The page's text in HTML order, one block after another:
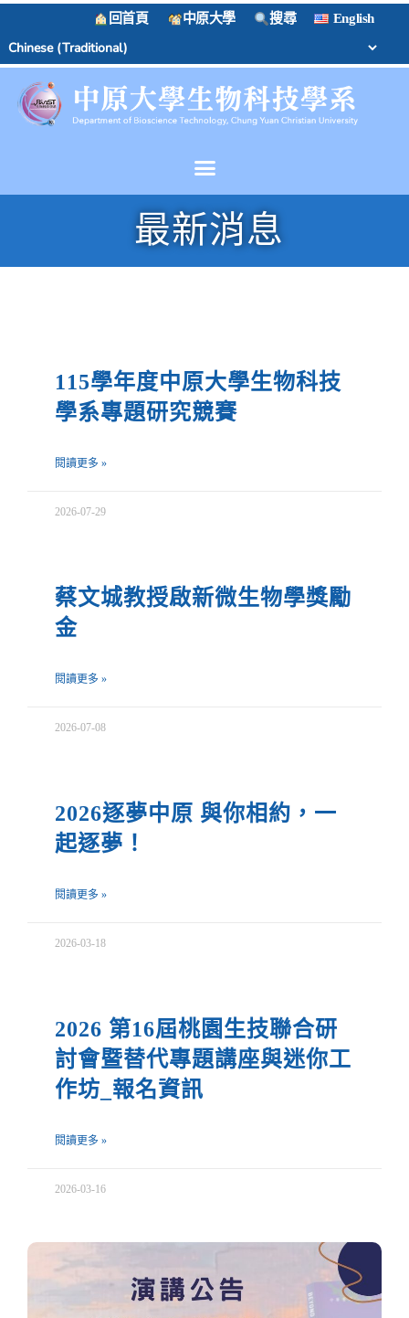
回首頁 中原大學 搜尋 English
最新消息
115學年度中原大學生物科技
學系專題研究競賽
閱讀更多 »
2026-07-29
蔡文城教授啟新微生物學獎勵
金
閱讀更多 »
2026-07-08
2026逐夢中原 與你相約，一
起逐夢！
閱讀更多 »
2026-03-18
2026 第16屆桃園生技聯合研
討會暨替代專題講座與迷你工
作坊_報名資訊
閱讀更多 »
2026-03-16